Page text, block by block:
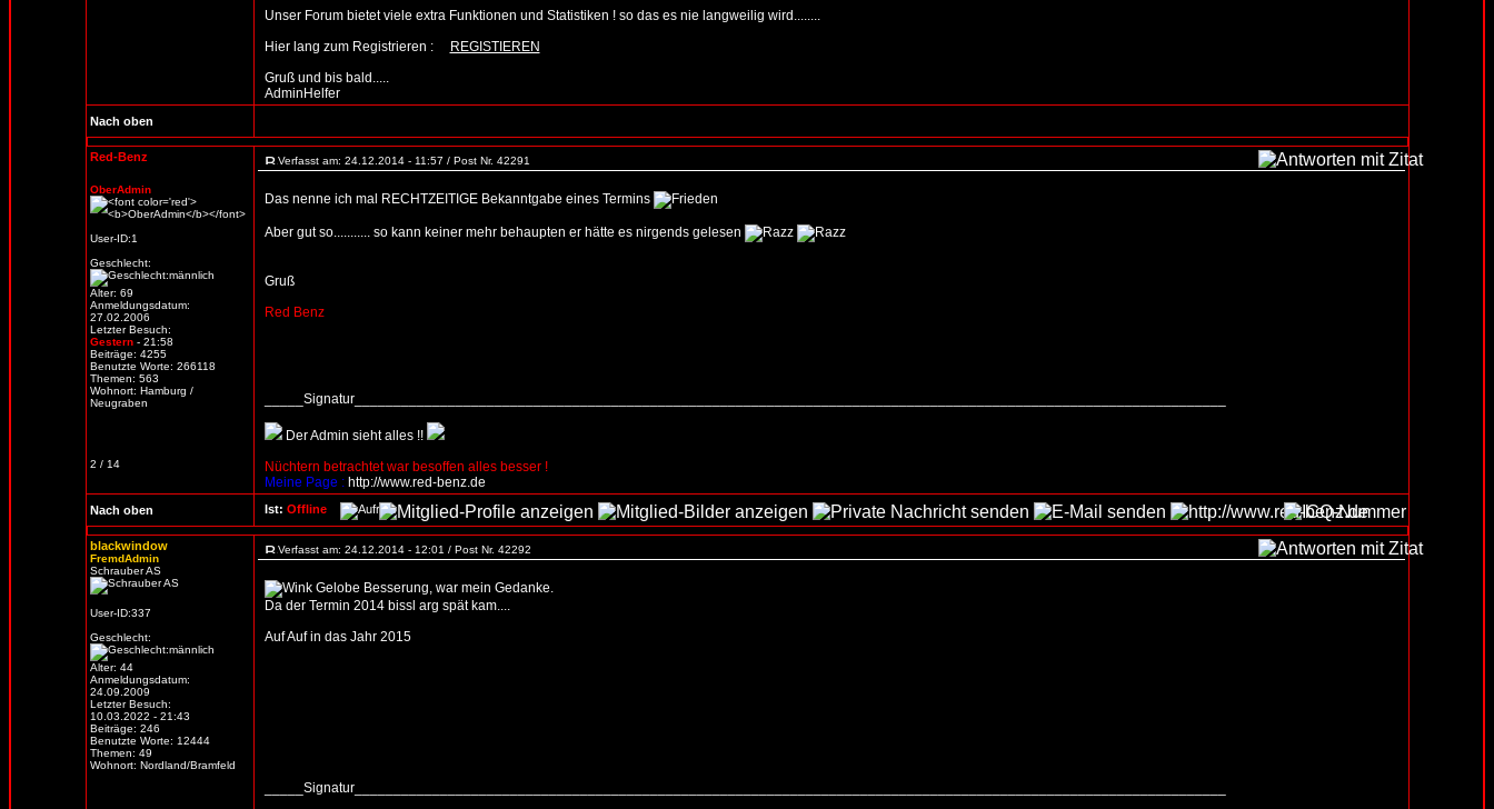
Unser Forum bietet viele extra Funktionen und Statistiken ! so das es nie langweilig wird........
Hier lang zum Registrieren :
REGISTIEREN
Gruß und bis bald.....
AdminHelfer
Nach oben
Red-Benz
OberAdmin
User-ID:1
Geschlecht:
Alter: 69
Anmeldungsdatum:
27.02.2006
Letzter Besuch:
Gestern- 21:58
Beiträge: 4255
Benutzte Worte: 266118
Themen: 563
Wohnort: Hamburg /
Neugraben
2 / 14
Verfasst am: 24.12.2014 - 11:57 / Post Nr. 42291
Das nenne ich mal RECHTZEITIGE Bekanntgabe eines Termins
Aber gut so........... so kann keiner mehr behaupten er hätte es nirgends gelesen
Gruß
Red Benz
_____Signatur________________________________________________________________________________________________________________
Der Admin sieht alles !!
Nüchtern betrachtet war besoffen alles besser !
Meine Page : http://www.red-benz.de
Nach oben Ist: Offline
blackwindow
FremdAdmin
Schrauber AS
User-ID:337
Geschlecht:
Alter: 44
Anmeldungsdatum:
24.09.2009
Letzter Besuch:
10.03.2022 - 21:43
Beiträge: 246
Benutzte Worte: 12444
Themen: 49
Wohnort: Nordland/Bramfeld
Verfasst am: 24.12.2014 - 12:01 / Post Nr. 42292
Gelobe Besserung, war mein Gedanke.
Da der Termin 2014 bissl arg spät kam....
Auf Auf in das Jahr 2015
_____Signatur________________________________________________________________________________________________________________